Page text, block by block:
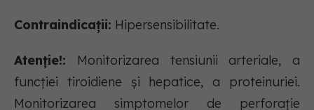
Contraindicații: Hipersensibilitate.
Atenție!: Monitorizarea tensiunii arteriale, a
funcţiei tiroidiene şi hepatice, a proteinuriei.
Monitorizarea simptomelor de perforaţie